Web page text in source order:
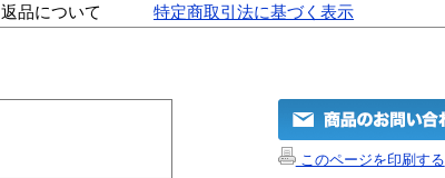
返品について
特定商取引法に基づく表示
このページを印刷する